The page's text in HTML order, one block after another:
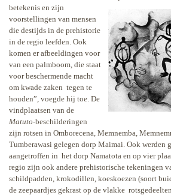
betekenis en zijn
voorstellingen van mensen
die destijds in de prehistorie
in de regio leefden. Ook
komen er afbeeldingen voor
van een palmboom, die staat
voor beschermende macht
om kwade zaken tegen te
houden”, voegde hij toe. De
vindplaatsen van de
Matuto-beschilderingen
zijn rotsen in Omborecena, Memnemba,
Tumberawasi gelegen dorp Maimai. Ook werden
aangetroffen in het dorp Namatota en op vier
regio zijn ook andere prehistorische tekeningen
schildpadden, krokodillen, koeskoezen (soort
de zeepaardjes gekrast op de vlakke